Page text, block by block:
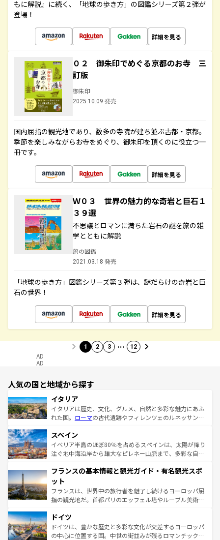
もに解説』に続く、「地球の歩き方」の図鑑シリーズ第２弾が
登場！
詳細を見る
０２ 御朱印でめぐる京都のお寺 三
訂版
御朱印
2025.10.09 発売
国内屈指の観光地であり、数多の寺院が建ち並ぶ古都・京都。
季節を楽しみながらお寺をめぐり、御朱印を頂くのに役立つ一
冊です。
詳細を見る
Ｗ０３ 世界の魅力的な奇岩と巨石１
３９選
不思議とロマンに満ちた岩石の謎を旅の雑
学とともに解説
旅の図鑑
2021.03.18 発売
「地球の歩き方」図鑑シリーズ第３弾は、謎だらけの奇岩と巨
石の世界！
詳細を見る
1 2 3 … 12
AD
AD
人気の国と地域から探す
イタリア
イタリアは歴史、文化、グルメ、自然と多彩な魅力にあふ
れた国。 ローマの古代遺跡やフィレンツェのルネッサンス
ろん、トスカーナの美しい田園風景やアマルフィ海岸の絶
景など、自然景観も見逃せない。観光の合間には、本場の
ピザやパスタなど、絶品のイタリア料理を堪能することも
ませてくれるイタリアで、忘れられない旅をしてみよう！
なお、新着のイタリア情報は
しい。
スペイン
イベリア半島のほぼ80％を占めるスペインは、太陽が降り
注ぐ地中海沿岸から雄大なピレネー山脈まで、多彩な自然
文化が根付くこの国では、情熱的なフラメンコ、熱気あふ
れる闘牛、そして美味しいタパスが生活の一部となってい
る。首都マドリードの洗練された雰囲気や、バルセロナの
アートに溢れた街角から、地方では古代ローマ遺跡や中世
せる。地方によって風土や気候が異なるスペインはその個
性で訪れる人を魅了する。 なお、新着のスペイン情報は コ
ンテンツ一覧を参照してほしい。
フランスの基本情報と観光ガイド・有名観光スポ
ット
フランスは、世界中の旅行者を魅了し続けるヨーロッパ屈
指の観光地だ。首都パリのエッフェル塔やルーブル美術館
で、幅広い魅力が詰まっている。華麗な宮殿、歴史的な大
聖堂、美しいビーチ、そして豊かな自然が、訪れる者を心
から魅了する。また、フランスは美食の国としても知ら
ドイツ
ドイツは、豊かな歴史と多彩な文化が交差するヨーロッパ
の中心に位置する国。中世の街並みが残るロマンチック街